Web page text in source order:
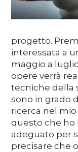
progetto.
interessata a
maggio a
opere verrà
tecniche della
sono in grado
ricerca nel
questo che ho
adeguato per
precisare che